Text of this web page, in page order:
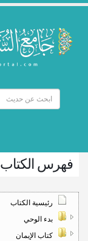
فهرس الكتاب
رئيسية الكتاب
بدء الوحي
كتاب الإيمان